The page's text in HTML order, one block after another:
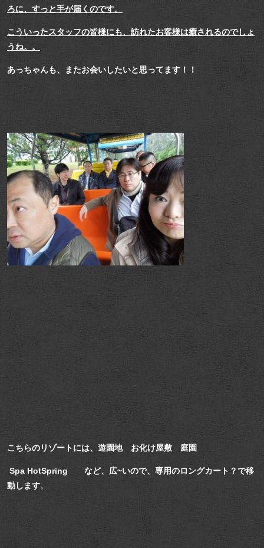
ろに、すっと手が届くのです。
こういったスタッフの皆様にも、訪れたお客様は癒されるのでしょ
うね。。
あっちゃんも、またお会いしたいと思ってます！！
こちらのリゾートには、遊園地 お化け屋敷 庭園
Spa HotSpring など、広~いので、専用のロングカート？で移
動します。